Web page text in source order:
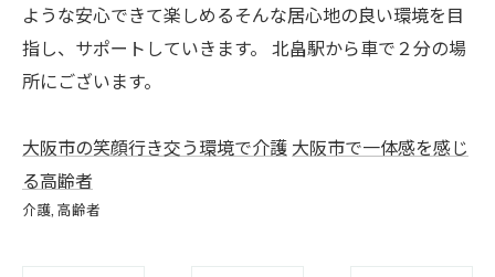
ような安心できて楽しめるそんな居心地の良い環境を目
指し、サポートしていきます。 北畠駅から車で２分の場
所にございます。
大阪市の笑顔行き交う環境で介護 大阪市で一体感を感じ
る高齢者
介護 高齢者